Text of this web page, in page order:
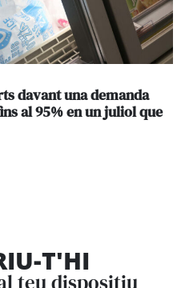
davant una demanda
al 95% en un juliol que
T'HI